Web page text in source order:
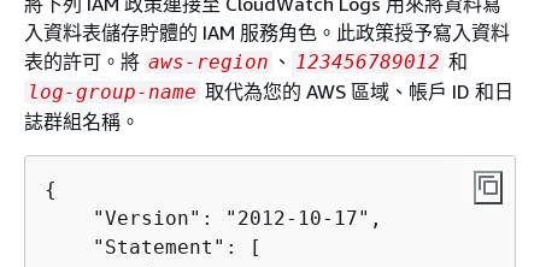
入資料表儲存貯體的 IAM 服務角色。此政策授予寫入資料
表的許可。將 aws-region 、 123456789012 和
log-group-name 取代為您的 AWS 區域、帳戶 ID 和日
誌群組名稱。
{
    "Version": "2012-10-17",
    "Statement": [